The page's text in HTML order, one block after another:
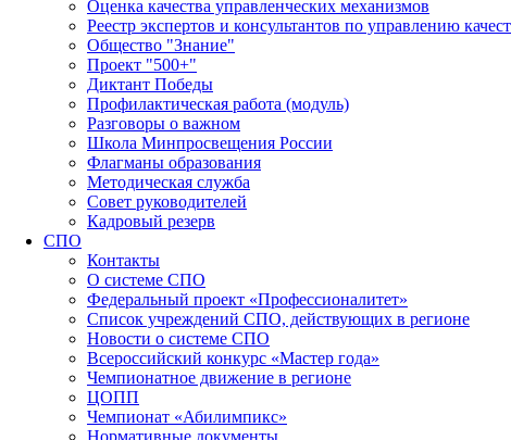
Оценка качества управленческих механизмов
Реестр экспертов и консультантов по управлению
Общество "Знание"
Проект "500+"
Диктант Победы
Профилактическая работа (модуль)
Разговоры о важном
Школа Минпросвещения России
Флагманы образования
Методическая служба
Совет руководителей
Кадровый резерв
СПО
Контакты
О системе СПО
Федеральный проект «Профессионалитет»
Список учреждений СПО, действующих в регионе
Новости о системе СПО
Всероссийский конкурс «Мастер года»
Чемпионатное движение в регионе
ЦОПП
Чемпионат «Абилимпикс»
Нормативные документы